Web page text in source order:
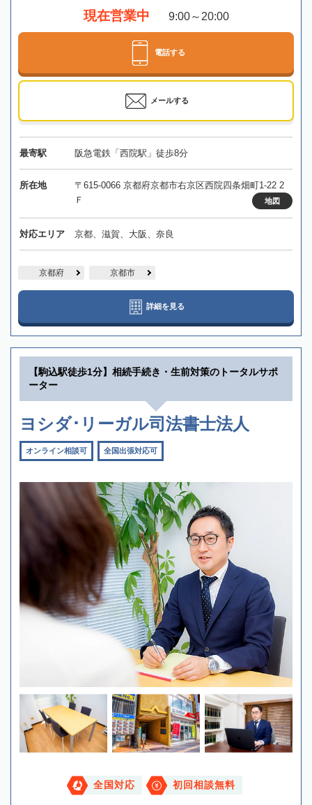
現在営業中 9:00～20:00
電話する
メールする
最寄駅 阪急電鉄「西院駅」徒歩8分
所在地
〒615-0066 京都府京都市右京区西院四条畑町1-22 2
Ｆ
地図
対応エリア 京都、滋賀、大阪、奈良
京都府 京都市
詳細を見る
【駒込駅徒歩1分】相続手続き・生前対策のトータルサポ
ーター
ヨシダ･リーガル司法書士法人
オンライン相談可 全国出張対応可
全国対応 初回相談無料